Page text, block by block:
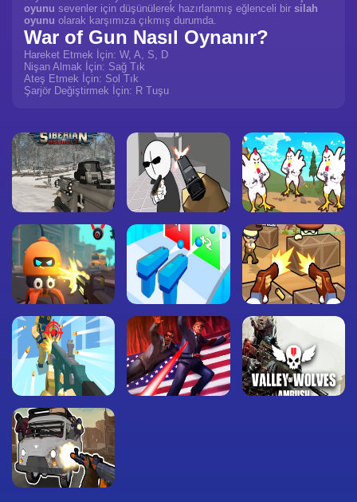
oyunu sevenler için düşünülerek hazırlanmış eğlenceli bir silah
oyunu olarak karşımıza çıkmış durumda.
War of Gun Nasıl Oynanır?
Hareket Etmek İçin: W, A, S, D
Nişan Almak İçin: Sağ Tık
Ateş Etmek İçin: Sol Tık
Şarjör Değiştirmek İçin: R Tuşu